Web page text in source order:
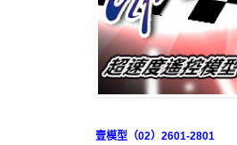
壹模型（02）2601-2801